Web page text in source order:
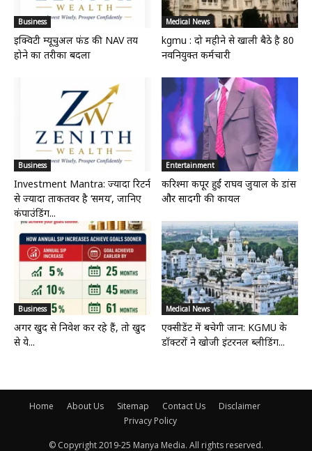
Business
इक्विटी म्यूचुअल फंड की NAV तय
होने का तरीका बदला
Medical News
kgmu : दो महीने से खाली बैठे है 80
नवनियुक्त कर्मचारी
Business
Investment Mantra: ज्यादा रिटर्न
से ज्यादा ताकतवर है ‘समय’, जानिए
कंपाउंडिंग...
Entertainment
करिश्मा कपूर हुईं राघव जुयाल के डांस
और सादगी की कायल
Business
अगर खुद से निवेश कर रहे हैं, तो खुद
से ये...
Medical News
एक्सीडेंट में बचेगी जान: KGMU के
डॉक्टरों ने खोजी इंटरनल ब्लीडिंग...
Home About Us Sitemap Contact Us
Disclaimer
Privacy Policy
© Copyright 2019-25 Manya Media. All rights reserved.